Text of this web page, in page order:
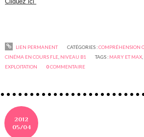
LIEN PERMANENT CATÉGORIES :COMPRÉHENSION
CINÉMA EN COURS FLE NIVEAU B1 TAGS : MARY ET MAX
EXPLOITATION
0COMMENTAIRE
2012
05/04